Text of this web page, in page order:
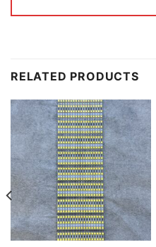
RELATED PRODUCTS